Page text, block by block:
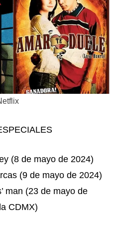
(8 de mayo de 2024)
(9 de mayo de 2024)
man (23 de mayo de
CDMX)